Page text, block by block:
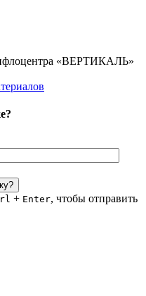
«ВЕРТИКАЛЬ»
+ Enter, чтобы отправить